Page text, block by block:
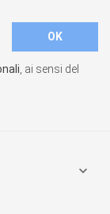
, ai sensi del
